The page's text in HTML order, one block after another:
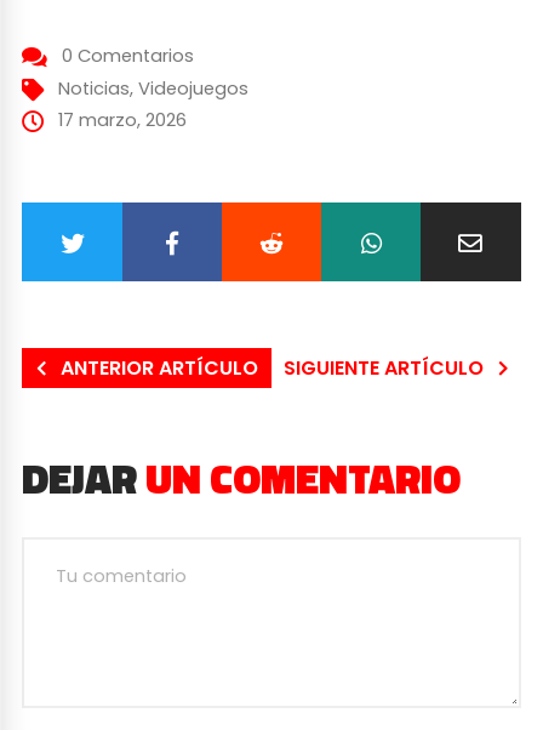
0 Comentarios
Noticias, Videojuegos
17 marzo, 2026
ANTERIOR ARTÍCULO SIGUIENTE ARTÍCULO
DEJARUN COMENTARIO